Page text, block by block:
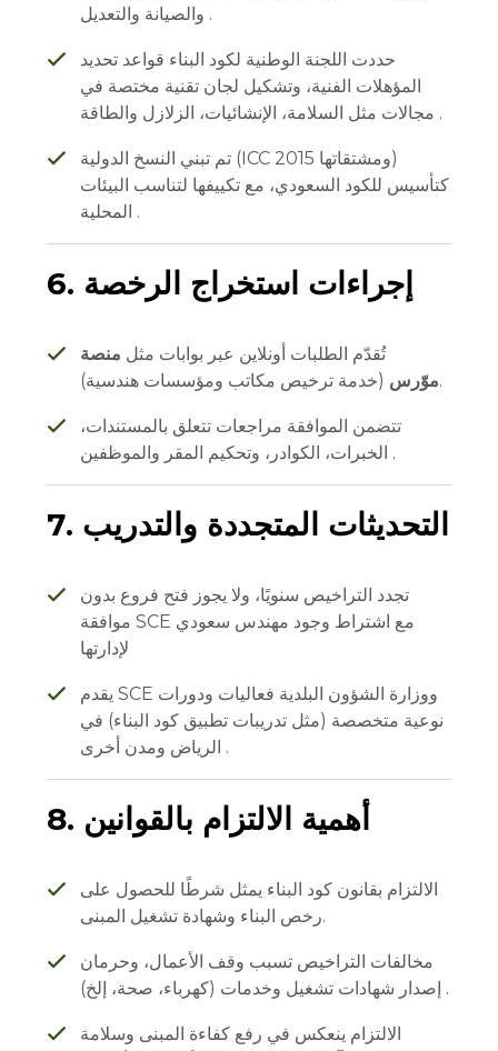
والصيانة والتعديل .
حددت اللجنة الوطنية لكود البناء قواعد تحديد
المؤهلات الفنية، وتشكيل لجان تقنية مختصة في
مجالات مثل السلامة، الإنشائيات، الزلازل والطاقة .
تم تبني النسخ الدولية (ICC 2015 ومشتقاتها)
كتأسيس للكود السعودي، مع تكييفها لتناسب البيئات
المحلية .
6. إجراءات استخراج الرخصة
تُقدّم الطلبات أونلاين عبر بوابات مثل منصة
موّرس(خدمة ترخيص مكاتب ومؤسسات هندسية).
تتضمن الموافقة مراجعات تتعلق بالمستندات،
الخبرات، الكوادر، وتحكيم المقر والموظفين .
7. التحديثات المتجددة والتدريب
تجدد التراخيص سنويًا، ولا يجوز فتح فروع بدون
موافقة SCE مع اشتراط وجود مهندس سعودي
يقدم SCE ووزارة الشؤون البلدية فعاليات ودورات
نوعية متخصصة (مثل تدريبات تطبيق كود البناء) في
الرياض ومدن أخرى .
8. أهمية الالتزام بالقوانين
الالتزام بقانون كود البناء يمثل شرطًا للحصول على
رخص البناء وشهادة تشغيل المبنى.
مخالفات التراخيص تسبب وقف الأعمال، وحرمان
إصدار شهادات تشغيل وخدمات (كهرباء، صحة، إلخ) .
الالتزام ينعكس في رفع كفاءة المبنى وسلامة